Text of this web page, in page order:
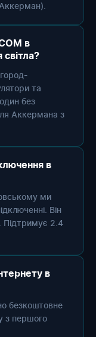
в
та
без
Аккермана з
в
ми
Він
Підтримує 2.4
в
безкоштовне
з першого